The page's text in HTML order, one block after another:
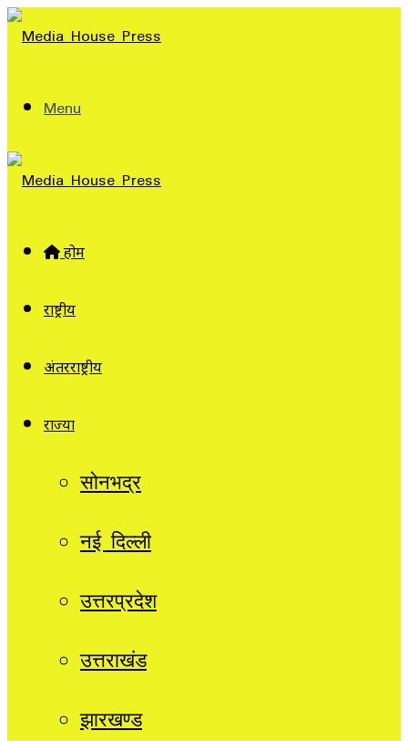
Menu
होम
राष्ट्रीय
अंतरराष्ट्रीय
राज्यों
सोनभद्र
नई दिल्ली
उत्तरप्रदेश
उत्तराखंड
झारखण्ड